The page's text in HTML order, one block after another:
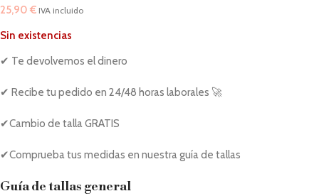
25,90 € IVA incluido
Sin existencias
✔ Te devolvemos el dinero
✔ Recibe tu pedido en 24/48 horas laborales 🚀
✔Cambio de talla GRATIS
✔Comprueba tus medidas en nuestra guía de tallas
Guía de tallas general